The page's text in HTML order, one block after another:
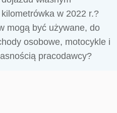
w 2022 r.?
mogą być używane, do
osobowe, motocykle i
pracodawcy?